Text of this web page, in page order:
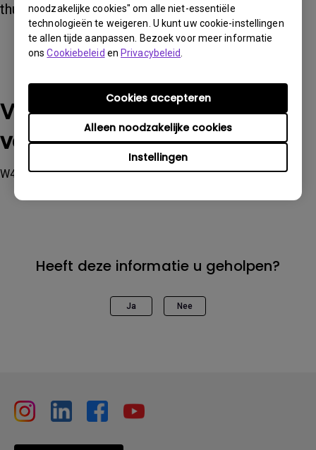
noodzakelijke cookies" om alle niet-essentiële
technologieën te weigeren. U kunt uw cookie-instellingen
te allen tijde aanpassen. Bezoek voor meer informatie
onsCookiebeleid enPrivacybeleid
Instellingen
Alleen noodzakelijke cookies
Cookies accepteren
thuisbioscoopervaring!
Van toepassing op de
volgende modellen
W4000i, W5700, W5700S
Heeft deze informatie u geholpen?
Ja Nee